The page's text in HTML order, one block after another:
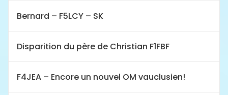
Bernard – F5LCY – SK
Disparition du père de Christian F1FBF
F4JEA – Encore un nouvel OM vauclusien!